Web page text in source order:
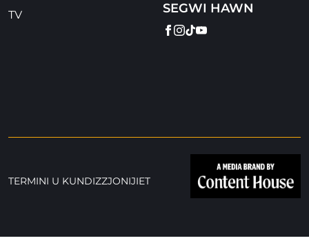
TV SEGWI HAWN
FACEBOOK
INSTAGRAM
TIKTOK
YOUTUBE
TERMINI U KUNDIZZJONIJIET